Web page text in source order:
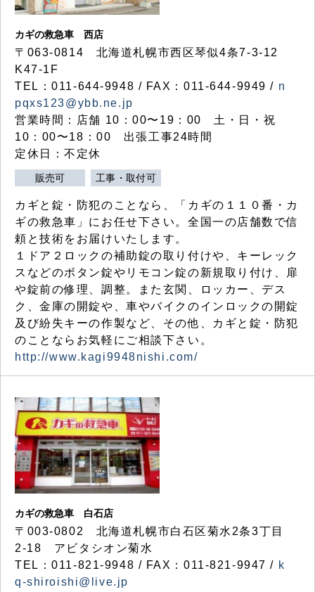
カギの救急車 西店
〒063-0814 北海道札幌市西区琴似4条7-3-12
K47-1F
TEL：011-644-9948 / FAX：011-644-9949 / n
pqxs123@ybb.ne.jp
営業時間：店舗 10：00〜19：00 土・日・祝
10：00〜18：00 出張工事24時間
定休日：不定休
販売可 工事・取付可
カギと錠・防犯のことなら、「カギの１１０番・カ
ギの救急車」にお任せ下さい。全国一の店舗数で信
頼と技術をお届けいたします。
１ドア２ロックの補助錠の取り付けや、キーレック
スなどのボタン錠やリモコン錠の新規取り付け、扉
や錠前の修理、調整。また玄関、ロッカー、デス
ク、金庫の開錠や、車やバイクのインロックの開錠
及び紛失キーの作製など、その他、カギと錠・防犯
のことならお気軽にご相談下さい。
http://www.kagi9948nishi.com/
カギの救急車 白石店
〒003-0802 北海道札幌市白石区菊水2条3丁目
2-18 アビタシオン菊水
TEL：011-821-9948 / FAX：011-821-9947 / k
q-shiroishi@live.jp